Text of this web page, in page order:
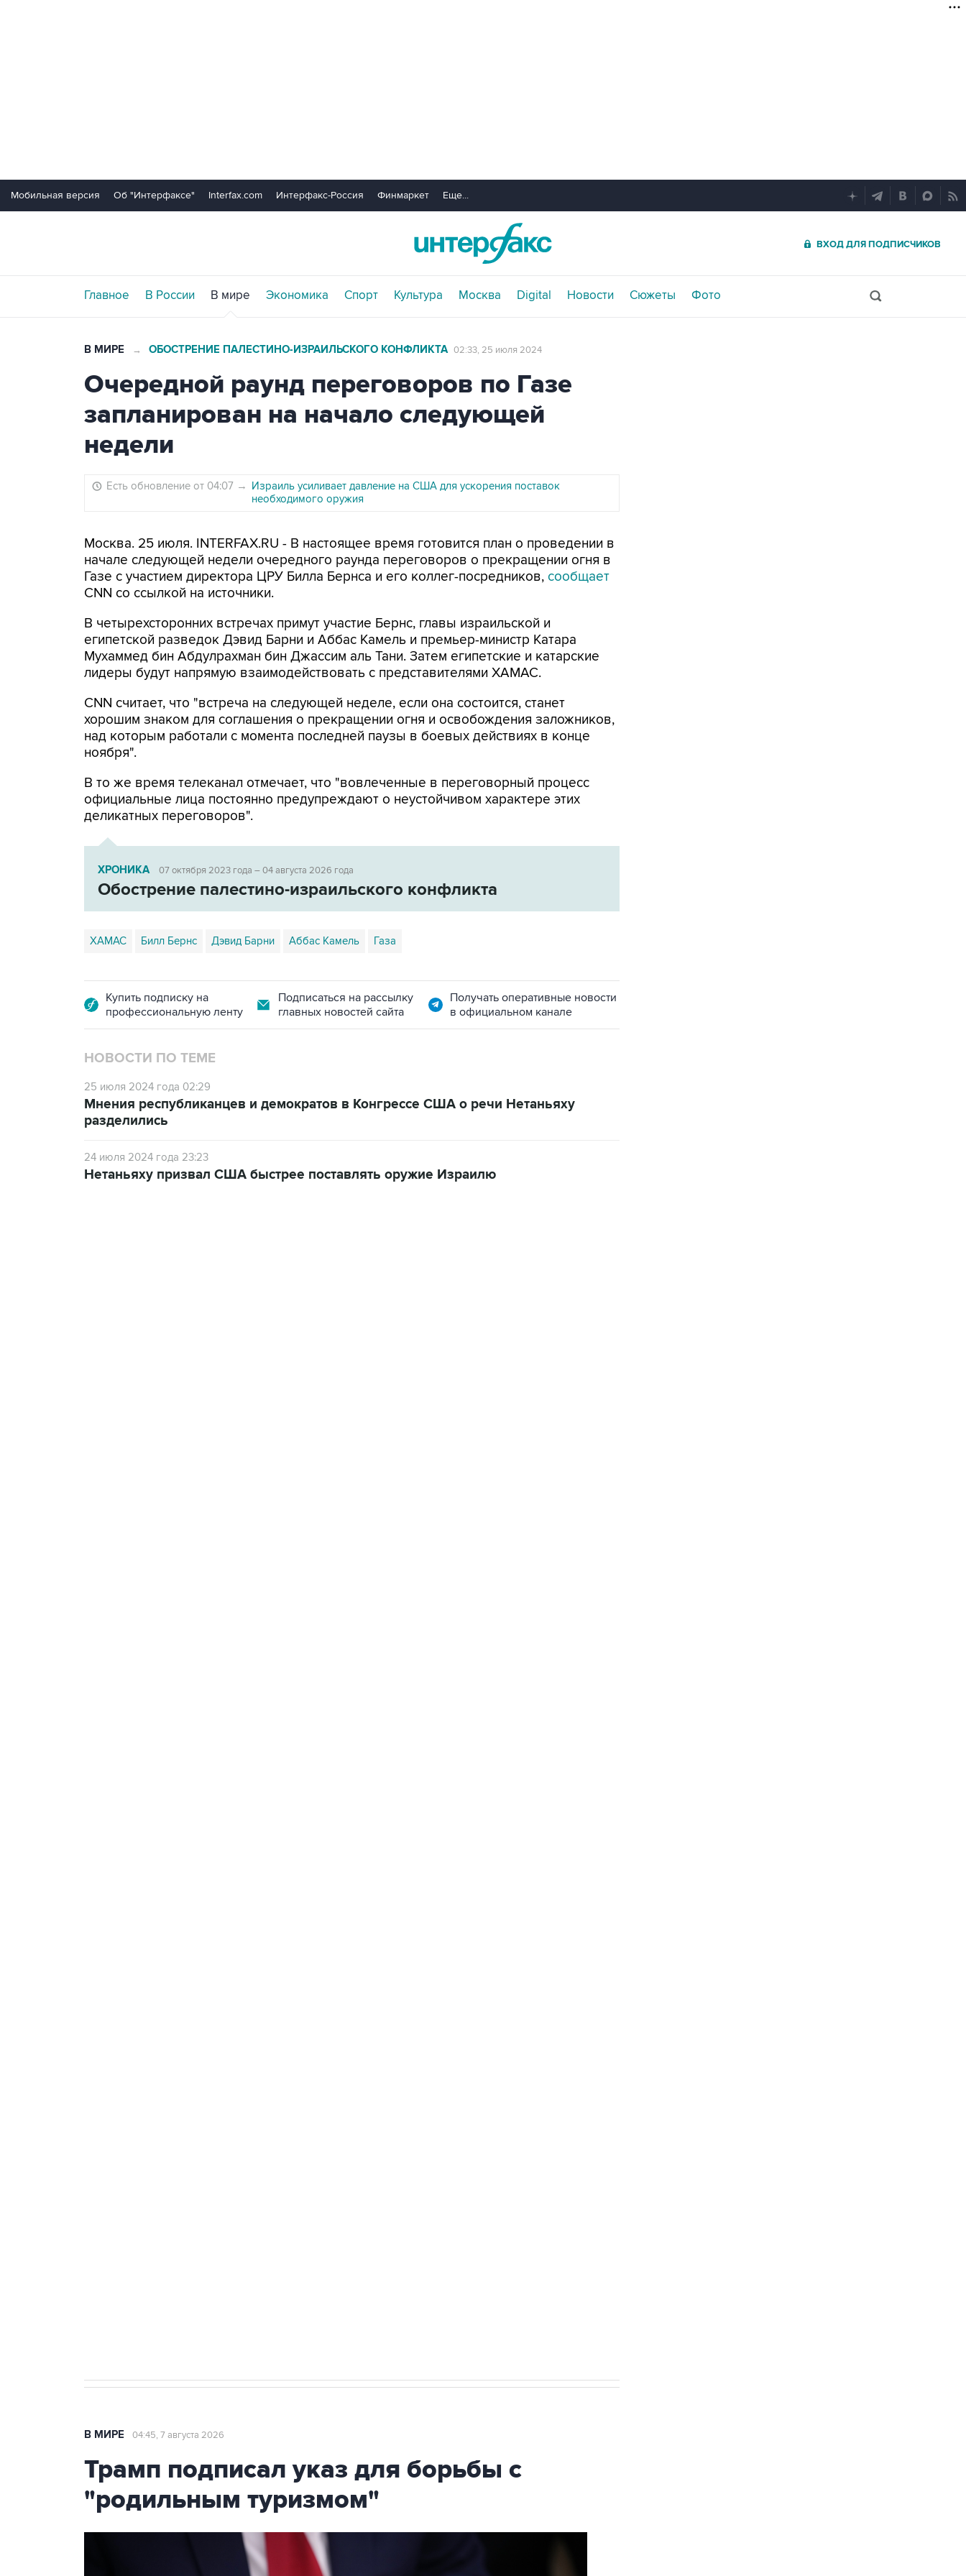
Мобильная версия Об "Интерфаксе" Interfax.com Интерфакс-Россия Финмаркет Еще...
ВХОД ДЛЯ ПОДПИСЧИКОВ
Главное В России В мире Экономика Спорт Культура Москва Digital Новости Сюжеты Фото
В МИРЕ → ОБОСТРЕНИЕ ПАЛЕСТИНО-ИЗРАИЛЬСКОГО КОНФЛИКТА 02:33, 25 июля 2024
Очередной раунд переговоров по Газе
запланирован на начало следующей
недели
Есть обновление от 04:07 → Израиль усиливает давление на США для ускорения поставок
необходимого оружия
Москва. 25 июля. INTERFAX.RU - В настоящее время готовится план о проведении в
начале следующей недели очередного раунда переговоров о прекращении огня в
Газе с участием директора ЦРУ Билла Бернса и его коллег-посредников, сообщает
CNN со ссылкой на источники.
В четырехсторонних встречах примут участие Бернс, главы израильской и
египетской разведок Дэвид Барни и Аббас Камель и премьер-министр Катара
Мухаммед бин Абдулрахман бин Джассим аль Тани. Затем египетские и катарские
лидеры будут напрямую взаимодействовать с представителями ХАМАС.
CNN считает, что "встреча на следующей неделе, если она состоится, станет
хорошим знаком для соглашения о прекращении огня и освобождения заложников,
над которым работали с момента последней паузы в боевых действиях в конце
ноября".
В то же время телеканал отмечает, что "вовлеченные в переговорный процесс
официальные лица постоянно предупреждают о неустойчивом характере этих
деликатных переговоров".
ХРОНИКА 07 октября 2023 года – 04 августа 2026 года
Обострение палестино-израильского конфликта
ХАМАС Билл Бернс Дэвид Барни Аббас Камель Газа
Купить подписку на
профессиональную ленту
Подписаться на рассылку
главных новостей сайта
Получать оперативные новости
в официальном канале
НОВОСТИ ПО ТЕМЕ
25 июля 2024 года 02:29
Мнения республиканцев и демократов в Конгрессе США о речи Нетаньяху
разделились
24 июля 2024 года 23:23
Нетаньяху призвал США быстрее поставлять оружие Израилю
В МИРЕ 04:45, 7 августа 2026
Трамп подписал указ для борьбы с
"родильным туризмом"